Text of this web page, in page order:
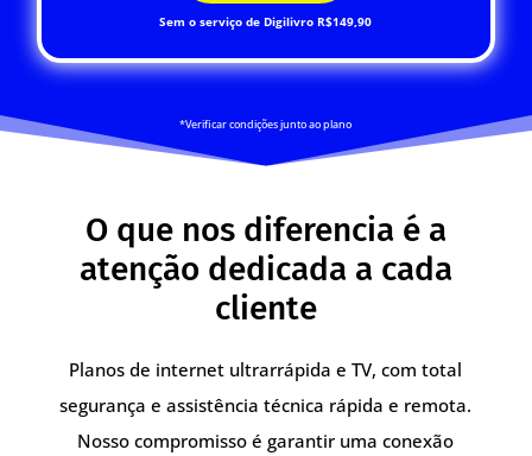
Sem o serviço de Digilivro R$149,90
*Verificar condições junto ao plano
O que nos diferencia é a
atenção dedicada a cada
cliente
Planos de internet ultrarrápida e TV, com total
segurança e assistência técnica rápida e remota.
Nosso compromisso é garantir uma conexão